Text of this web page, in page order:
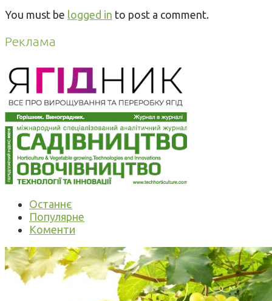
You must be logged in to post a comment.
Реклама
Останнє
Популярне
Коменти